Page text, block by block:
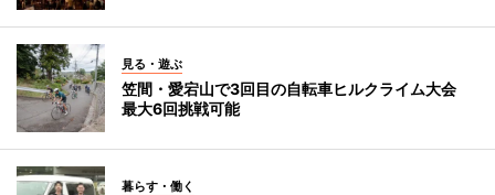
見る・遊ぶ
笠間・愛宕山で3回目の自転車ヒルクライム大会
最大6回挑戦可能
暮らす・働く